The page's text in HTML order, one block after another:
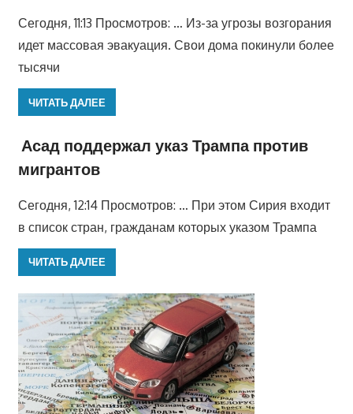
Сегодня, 11:13 Просмотров: … Из-за угрозы возгорания
идет массовая эвакуация. Свои дома покинули более
тысячи
ЧИТАТЬ ДАЛЕЕ
Асад поддержал указ Трампа против
мигрантов
Сегодня, 12:14 Просмотров: … При этом Сирия входит
в список стран, гражданам которых указом Трампа
ЧИТАТЬ ДАЛЕЕ